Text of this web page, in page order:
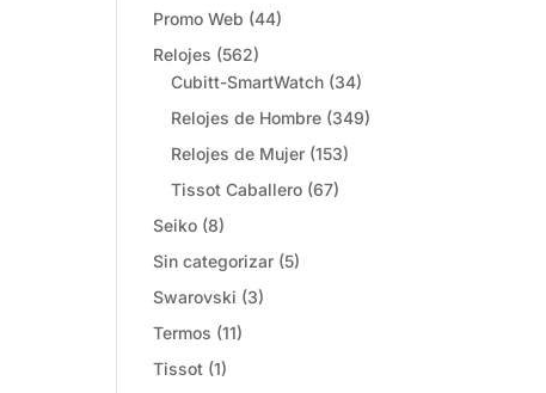
Promo Web (44)
Relojes (562)
Cubitt-SmartWatch (34)
Relojes de Hombre (349)
Relojes de Mujer (153)
Tissot Caballero (67)
Seiko (8)
Sin categorizar (5)
Swarovski (3)
Termos (11)
Tissot (1)